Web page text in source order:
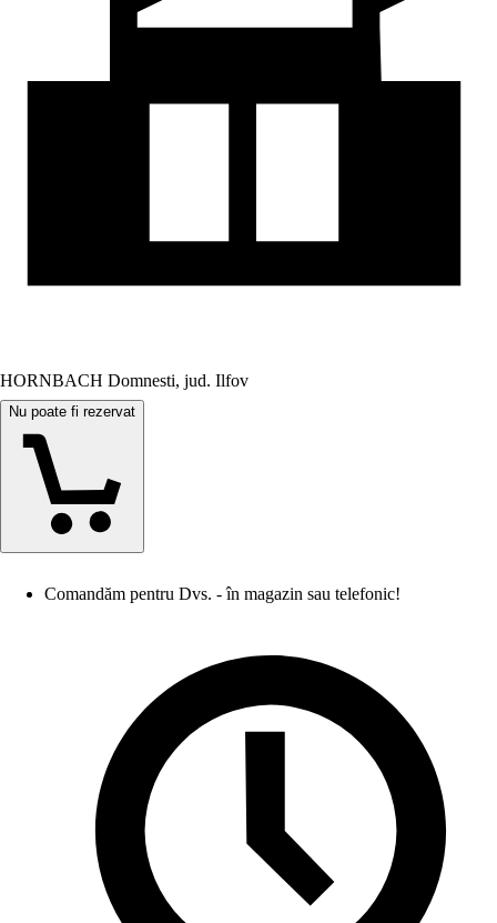
HORNBACH Domnesti, jud. Ilfov
Nu poate fi rezervat
Comandăm pentru Dvs. - în magazin sau telefonic!